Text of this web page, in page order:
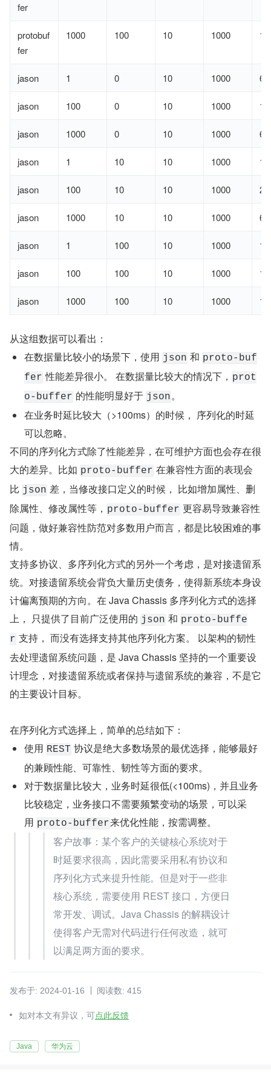
fer
protobuf
fer
1000 100 10 1000
jason 1 0 10 1000
jason 100 0 10 1000
jason 1000 0 10 1000
jason 1 10 10 1000
jason 100 10 10 1000
jason 1000 10 10 1000
jason 1 100 10 1000
jason 100 100 10 1000
jason 1000 100 10 1000
从这组数据可以看出：
在数据量比较小的场景下，使用 json 和 proto-buf
fer 性能差异很小。 在数据量比较大的情况下， prot
o-buffer 的性能明显好于 json。
在业务时延比较大（>100ms）的时候， 序列化的时延
可以忽略。
不同的序列化方式除了性能差异，在可维护方面也会存在很
大的差异。比如 proto-buffer 在兼容性方面的表现会
比 json 差，当修改接口定义的时候， 比如增加属性、删
除属性、修改属性等， proto-buffer 更容易导致兼容性
问题，做好兼容性防范对多数用户而言，都是比较困难的事
情。
支持多协议、多序列化方式的另外一个考虑，是对接遗留系
统。对接遗留系统会背负大量历史债务，使得新系统本身设
计偏离预期的方向。在 Java Chassis 多序列化方式的选择
上， 只提供了目前广泛使用的 json 和 proto-buffe
r 支持， 而没有选择支持其他序列化方案。 以架构的韧性
去处理遗留系统问题，是 Java Chassis 坚持的一个重要设
计理念，对接遗留系统或者保持与遗留系统的兼容，不是它
的主要设计目标。
在序列化方式选择上，简单的总结如下：
使用 REST 协议是绝大多数场景的最优选择，能够最好
的兼顾性能、可靠性、韧性等方面的要求。
对于数据量比较大，业务时延很低(<100ms)，并且业务
比较稳定，业务接口不需要频繁变动的场景，可以采
用 proto-buffer来优化性能，按需调整。
客户故事：某个客户的关键核心系统对于
时延要求很高，因此需要采用私有协议和
序列化方式来提升性能。但是对于一些非
核心系统，需要使用 REST 接口，方便日
常开发、调试。Java Chassis 的解耦设计
使得客户无需对代码进行任何改造，就可
以满足两方面的要求。
发布于: 2024-01-16 阅读数: 415
如对本文有异议，可点此反馈
Java 华为云